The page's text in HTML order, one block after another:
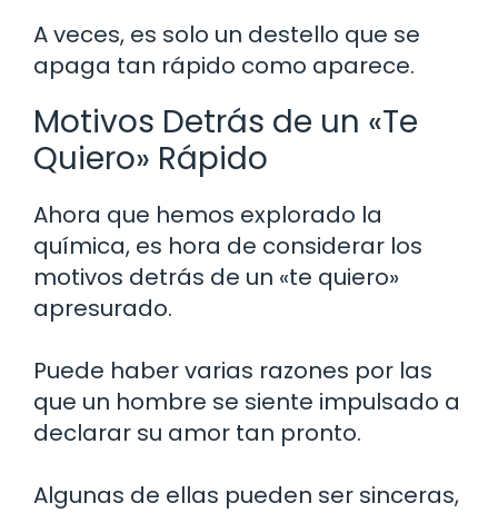
A veces, es solo un destello que se
apaga tan rápido como aparece.
Motivos Detrás de un «Te
Quiero» Rápido
Ahora que hemos explorado la
química, es hora de considerar los
motivos detrás de un «te quiero»
apresurado.
Puede haber varias razones por las
que un hombre se siente impulsado a
declarar su amor tan pronto.
Algunas de ellas pueden ser sinceras,